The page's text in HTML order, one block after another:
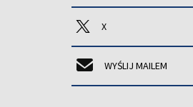
X
WYŚLIJ MAILEM